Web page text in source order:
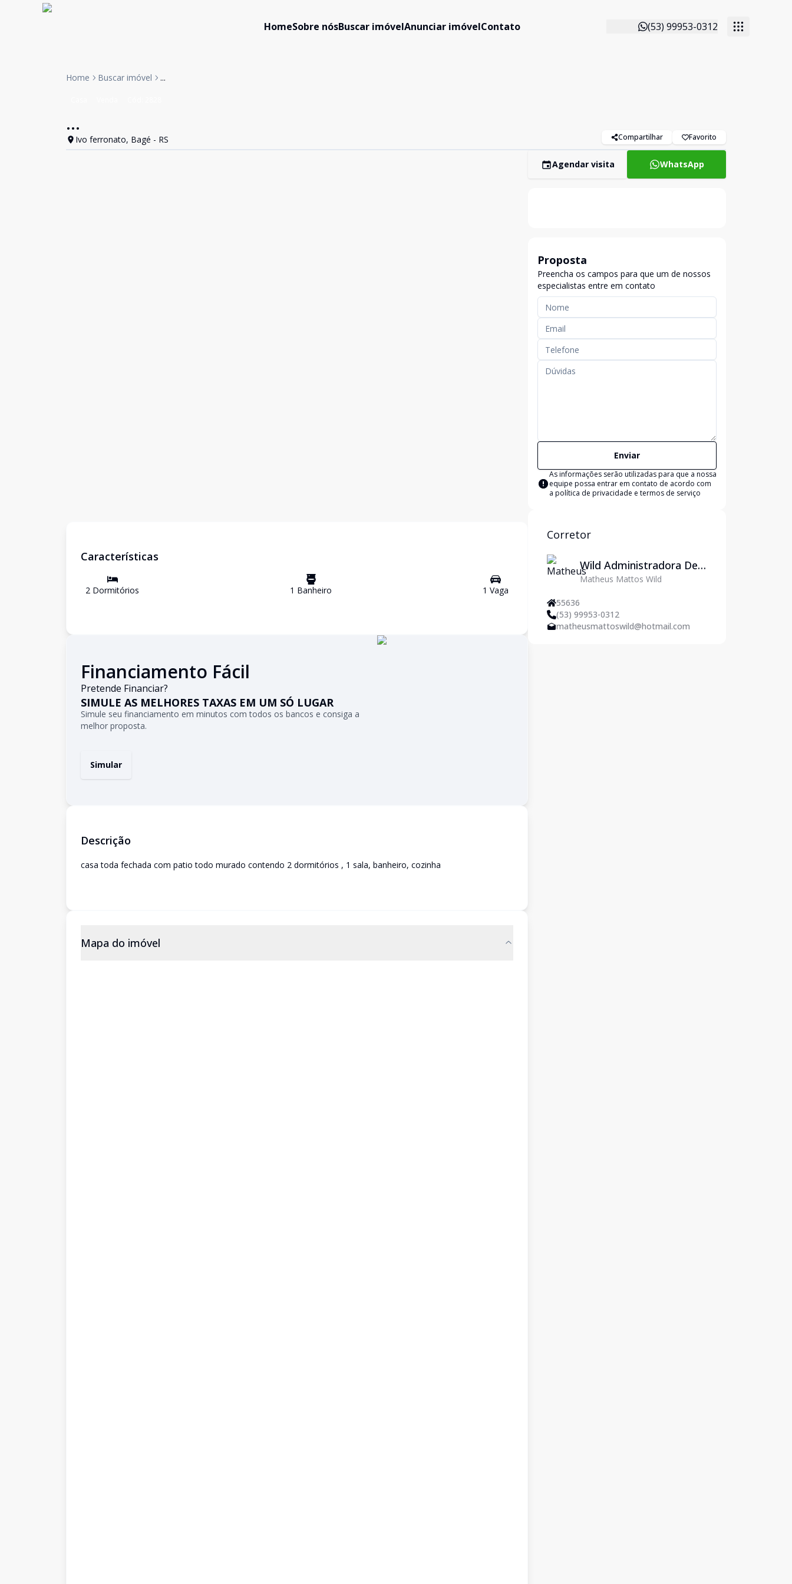
HomeSobre nósBuscar imóvelAnunciar imóvelContato (53) 99953-0312
Home Buscar imóvel ...
...
Ivo ferronato, Bagé - RS Compartilhar Favorito
Características
2 Dormitórios 1 Banheiro 1 Vaga
Financiamento Fácil
Pretende Financiar?
SIMULE AS MELHORES TAXAS EM UM SÓ LUGAR
Simule seu financiamento em minutos com todos os bancos e consiga a
melhor proposta.
Simular
Descrição
casa toda fechada com patio todo murado contendo 2 dormitórios , 1 sala, banheiro, cozinha
Mapa do imóvel
Agendar visita WhatsApp
Proposta
Preencha os campos para que um de nossos
especialistas entre em contato
Enviar
As informações serão utilizadas para que a nossa
equipe possa entrar em contato de acordo com
a política de privacidade e termos de serviço
Corretor
Wild Administradora De
Imóveis Ltda
Matheus Mattos Wild
55636
(53) 99953-0312
matheusmattoswild@hotmail.com